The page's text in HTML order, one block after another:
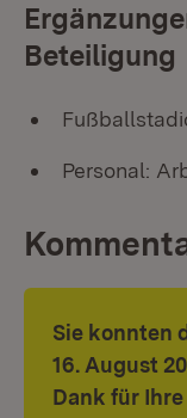
Beteiligung
Personal:
Sie konnten
16. August
Dank für